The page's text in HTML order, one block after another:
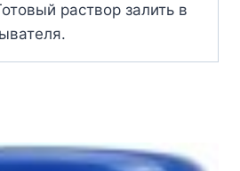
раствор залить в